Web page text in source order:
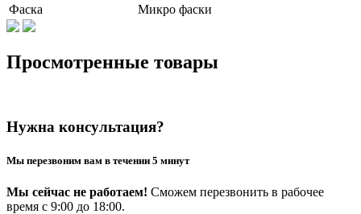
Фаска
Микро фаски
Просмотренные товары
Нужна консультация?
Мы перезвоним вам в течении 5 минут
Мы сейчас не работаем! Сможем перезвонить в рабочее
время с 9:00 до 18:00.